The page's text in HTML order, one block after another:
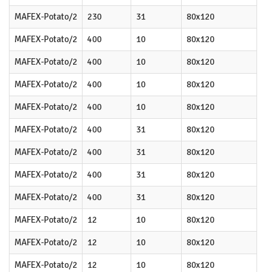
MAFEX-Potato/2 230 31 80x120
MAFEX-Potato/2 400 10 80x120
MAFEX-Potato/2 400 10 80x120
MAFEX-Potato/2 400 10 80x120
MAFEX-Potato/2 400 10 80x120
MAFEX-Potato/2 400 31 80x120
MAFEX-Potato/2 400 31 80x120
MAFEX-Potato/2 400 31 80x120
MAFEX-Potato/2 400 31 80x120
MAFEX-Potato/2 12 10 80x120
MAFEX-Potato/2 12 10 80x120
MAFEX-Potato/2 12 10 80x120